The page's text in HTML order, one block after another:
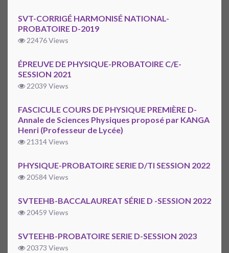
SVT-CORRIGÉ HARMONISÉ NATIONAL-
PROBATOIRE D-2019
22476 Views
ÉPREUVE DE PHYSIQUE-PROBATOIRE C/E-
SESSION 2021
22039 Views
FASCICULE COURS DE PHYSIQUE PREMIÈRE D-
Annale de Sciences Physiques proposé par KANGA
Henri (Professeur de Lycée)
21314 Views
PHYSIQUE-PROBATOIRE SERIE D/TI SESSION 2022
20584 Views
SVTEEHB-BACCALAUREAT SÉRIE D -SESSION 2022
20459 Views
SVTEEHB-PROBATOIRE SERIE D-SESSION 2023
20373 Views